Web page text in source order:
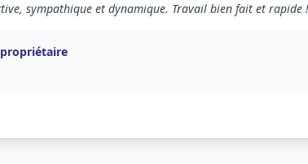
sympathique et dynamique. Travail bien fait et rapide